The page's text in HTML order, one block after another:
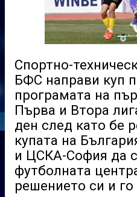
Спортно-
БФС направи куп
програмата на
Първа и Втора
ден след като бе
купата на
и ЦСКА-София да
футболната
решението си и